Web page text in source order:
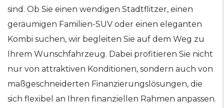
sind. Ob Sie einen wendigen Stadtflitzer, einen
geräumigen Familien-SUV oder einen eleganten
Kombi suchen, wir begleiten Sie auf dem Weg zu
Ihrem Wunschfahrzeug. Dabei profitieren Sie nicht
nur von attraktiven Konditionen, sondern auch von
maßgeschneiderten Finanzierungslösungen, die
sich flexibel an Ihren finanziellen Rahmen anpassen.